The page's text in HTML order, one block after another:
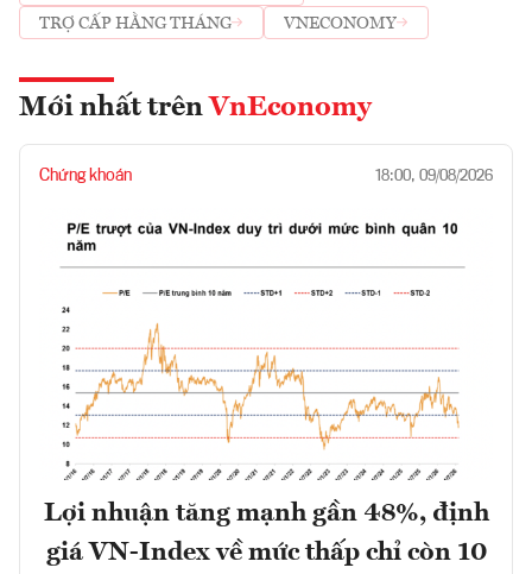
TRỢ CẤP HẰNG THÁNG
VNECONOMY
Mới nhất trên VnEconomy
Chứng khoán 18:00, 09/08/2026
Lợi nhuận tăng mạnh gần 48%, định
giá VN-Index về mức thấp chỉ còn 10